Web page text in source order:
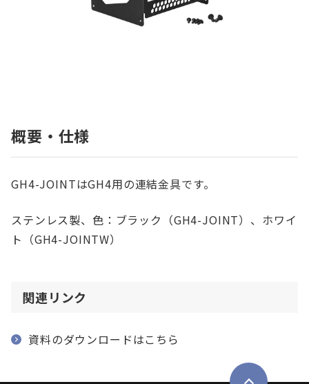
概要・仕様
GH4-JOINTはGH4用の連結金具です。
ステンレス製、色：ブラック（GH4-JOINT）、ホワイ
ト（GH4-JOINTW）
関連リンク
資料のダウンロードはこちら